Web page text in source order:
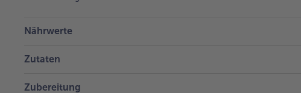
Nährwerte
Zutaten
Zubereitung